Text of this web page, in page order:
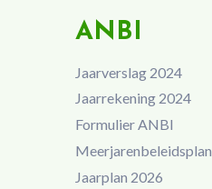
ANBI
Jaarverslag 2024
Jaarrekening 2024
Formulier ANBI
Meerjarenbeleidsplan
Jaarplan 2026